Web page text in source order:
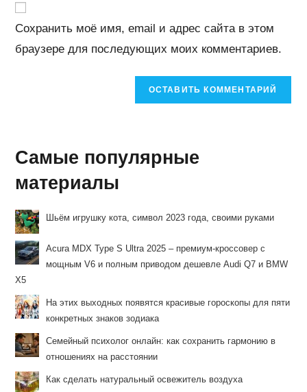
веб-
сайта
(необязательно)
Сохранить моё имя, email и адрес сайта в этом
браузере для последующих моих комментариев.
Самые популярные
материалы
Шьём игрушку кота, символ 2023 года, своими руками
Acura MDX Type S Ultra 2025 – премиум-кроссовер с
мощным V6 и полным приводом дешевле Audi Q7 и BMW
X5
На этих выходных появятся красивые гороскопы для пяти
конкретных знаков зодиака
Семейный психолог онлайн: как сохранить гармонию в
отношениях на расстоянии
Как сделать натуральный освежитель воздуха